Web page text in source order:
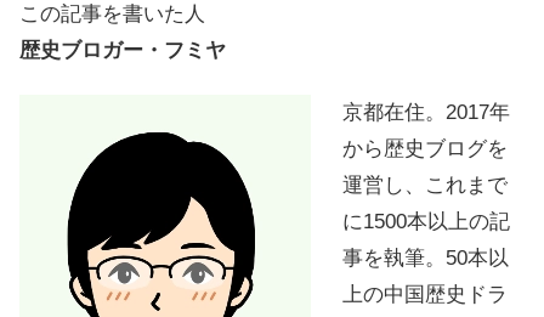
この記事を書いた人
歴史ブロガー・フミヤ
京都在住。2017年
から歴史ブログを
運営し、これまで
に1500本以上の記
事を執筆。50本以
上の中国歴史ドラ